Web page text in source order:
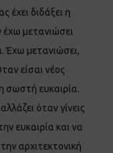
έχει διδάξει η
έχω μετανιώσει
Έχω μετανιώσει,
είσαι νέος
σωστή ευκαιρία.
όταν γίνεις
ευκαιρία και να
αρχιτεκτονική